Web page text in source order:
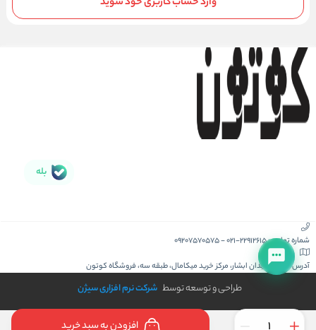
افزودن به سبد خرید
بله
شماره تماس :021-22912615
-
09207570575
آدرس :کیش، میدان ابشار، مرکز خرید میکامال، طبقه سه، فروشگاه کوتون
طراحی و توسعه توسط شرکت نرم افزاری سیژن